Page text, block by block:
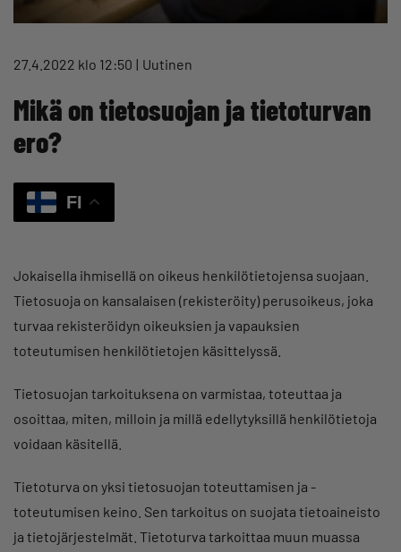
27.4.2022 klo 12:50 Uutinen
Mikä on tietosuojan ja tietoturvan
ero?
FI
Jokaisella ihmisellä on oikeus henkilötietojensa suojaan.
Tietosuoja on kansalaisen (rekisteröity) perusoikeus, joka
turvaa rekisteröidyn oikeuksien ja vapauksien
toteutumisen henkilötietojen käsittelyssä.
Tietosuojan tarkoituksena on varmistaa, toteuttaa ja
osoittaa, miten, milloin ja millä edellytyksillä henkilötietoja
voidaan käsitellä.
Tietoturva on yksi tietosuojan toteuttamisen ja -
toteutumisen keino. Sen tarkoitus on suojata tietoaineisto
ja tietojärjestelmät. Tietoturva tarkoittaa muun muassa